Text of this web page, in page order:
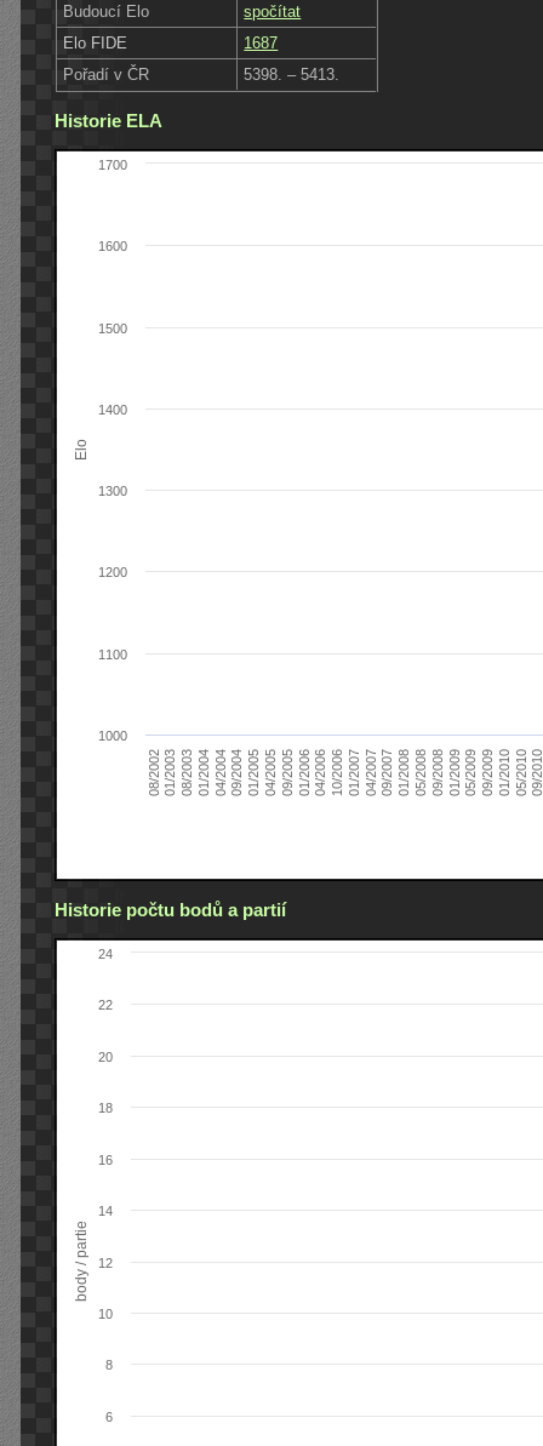
Budoucí Elo
spočítat
Elo FIDE
1687
Pořadí v ČR
5398. – 5413.
Historie ELA
Elo
08/200201/200308/200301/200404/200409/200401/200504/200509/200501/200604/200610/200601/200704/200709/200701/200805/200809/200801/200905/200909/200901/201005/201009/
1000
1100
1200
1300
1400
1500
1600
1700
Historie počtu bodů a partií
body / partie
6
8
10
12
14
16
18
20
22
24